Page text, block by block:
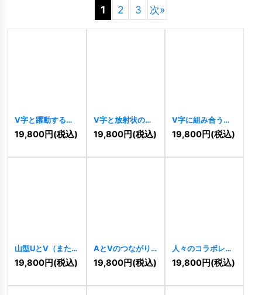
絞り込む
1 2 3 次»
V字と躍動する軌
道の情熱ロゴ
10411 ]
19,800円(税込)
V字と放射状の光
が織りなす上昇ロ
ゴ [ 10396]
19,800円(税込)
V字に組み合う絆
の握手ロゴ
10353]
19,800円(税込)
山型UとV（または
A）の力強い成長
ロゴ 10176]
19,800円(税込)
AとVのつながり
と成長のロゴ
10016 ]
19,800円(税込)
人々のコラボレー
ションロゴ
10006 ]
19,800円(税込)